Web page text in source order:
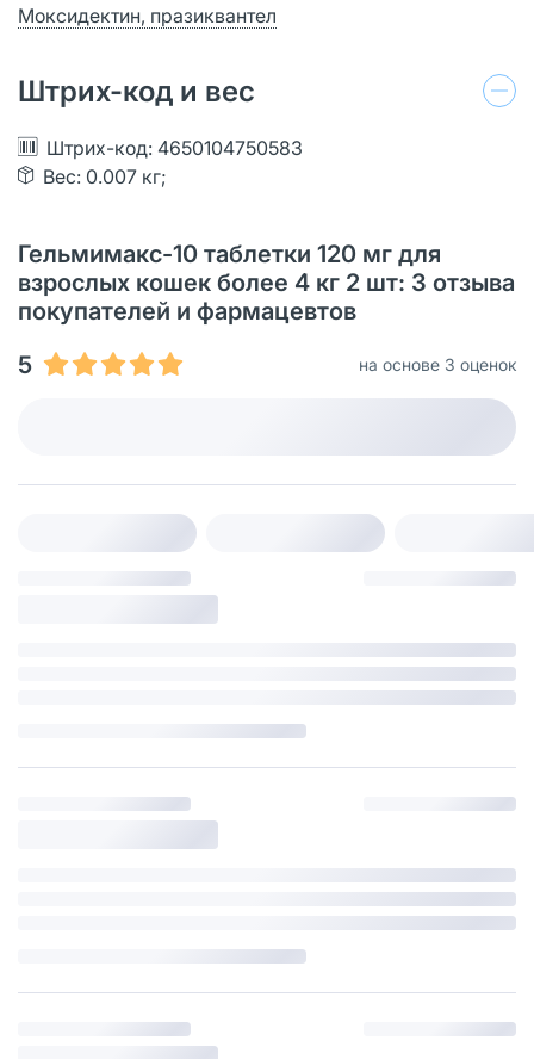
Моксидектин, празиквантел
Штрих-код и вес
Штрих-код: 4650104750583
Вес: 0.007 кг;
Гельмимакс-10 таблетки 120 мг для
взрослых кошек более 4 кг 2 шт: 3 отзыва
покупателей и фармацевтов
5
на основе 3 оценок